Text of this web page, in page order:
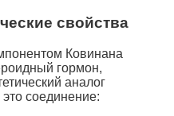
свойства
Ковинана
гормон,
аналог
соединение: